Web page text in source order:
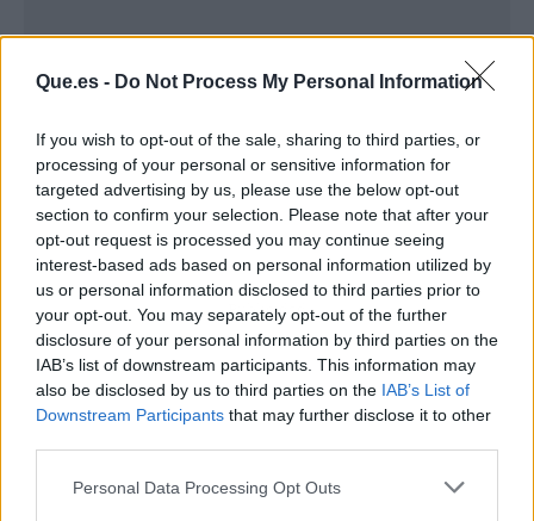
Que.es - Do Not Process My Personal Information
If you wish to opt-out of the sale, sharing to third parties, or
processing of your personal or sensitive information for
targeted advertising by us, please use the below opt-out
section to confirm your selection. Please note that after your
opt-out request is processed you may continue seeing
interest-based ads based on personal information utilized by
us or personal information disclosed to third parties prior to
your opt-out. You may separately opt-out of the further
disclosure of your personal information by third parties on the
IAB’s list of downstream participants. This information may
also be disclosed by us to third parties on the IAB’s List of
Downstream Participants that may further disclose it to other
Personal Data Processing Opt Outs
Publicidad